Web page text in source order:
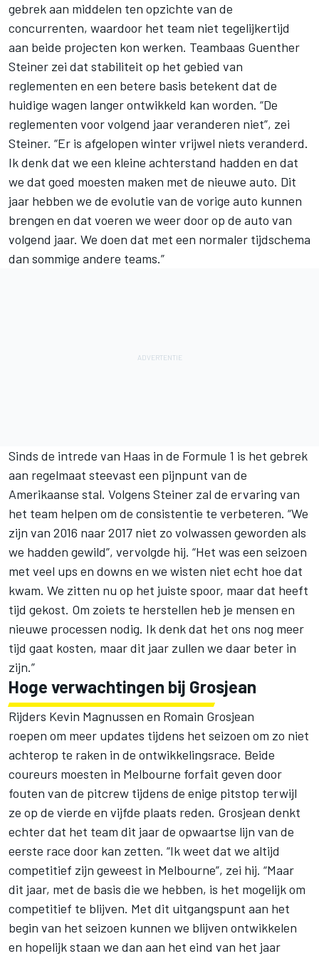
gebrek aan middelen ten opzichte van de
concurrenten, waardoor het team niet tegelijkertijd
aan beide projecten kon werken. Teambaas Guenther
Steiner zei dat stabiliteit op het gebied van
reglementen en een betere basis betekent dat de
huidige wagen langer ontwikkeld kan worden. “De
reglementen voor volgend jaar veranderen niet”, zei
Steiner. “Er is afgelopen winter vrijwel niets veranderd.
Ik denk dat we een kleine achterstand hadden en dat
we dat goed moesten maken met de nieuwe auto. Dit
jaar hebben we de evolutie van de vorige auto kunnen
brengen en dat voeren we weer door op de auto van
volgend jaar. We doen dat met een normaler tijdschema
dan sommige andere teams.”
Sinds de intrede van Haas in de Formule 1 is het gebrek
aan regelmaat steevast een pijnpunt van de
Amerikaanse stal. Volgens Steiner zal de ervaring van
het team helpen om de consistentie te verbeteren. “We
zijn van 2016 naar 2017 niet zo volwassen geworden als
we hadden gewild”, vervolgde hij. “Het was een seizoen
met veel ups en downs en we wisten niet echt hoe dat
kwam. We zitten nu op het juiste spoor, maar dat heeft
tijd gekost. Om zoiets te herstellen heb je mensen en
nieuwe processen nodig. Ik denk dat het ons nog meer
tijd gaat kosten, maar dit jaar zullen we daar beter in
zijn.”
Hoge verwachtingen bij Grosjean
Rijders Kevin Magnussen en Romain Grosjean
roepen om meer updates tijdens het seizoen om zo niet
achterop te raken in de ontwikkelingsrace. Beide
coureurs moesten in Melbourne forfait geven door
fouten van de pitcrew tijdens de enige pitstop terwijl
ze op de vierde en vijfde plaats reden. Grosjean denkt
echter dat het team dit jaar de opwaartse lijn van de
eerste race door kan zetten. “Ik weet dat we altijd
competitief zijn geweest in Melbourne”, zei hij. “Maar
dit jaar, met de basis die we hebben, is het mogelijk om
competitief te blijven. Met dit uitgangspunt aan het
begin van het seizoen kunnen we blijven ontwikkelen
en hopelijk staan we dan aan het eind van het jaar